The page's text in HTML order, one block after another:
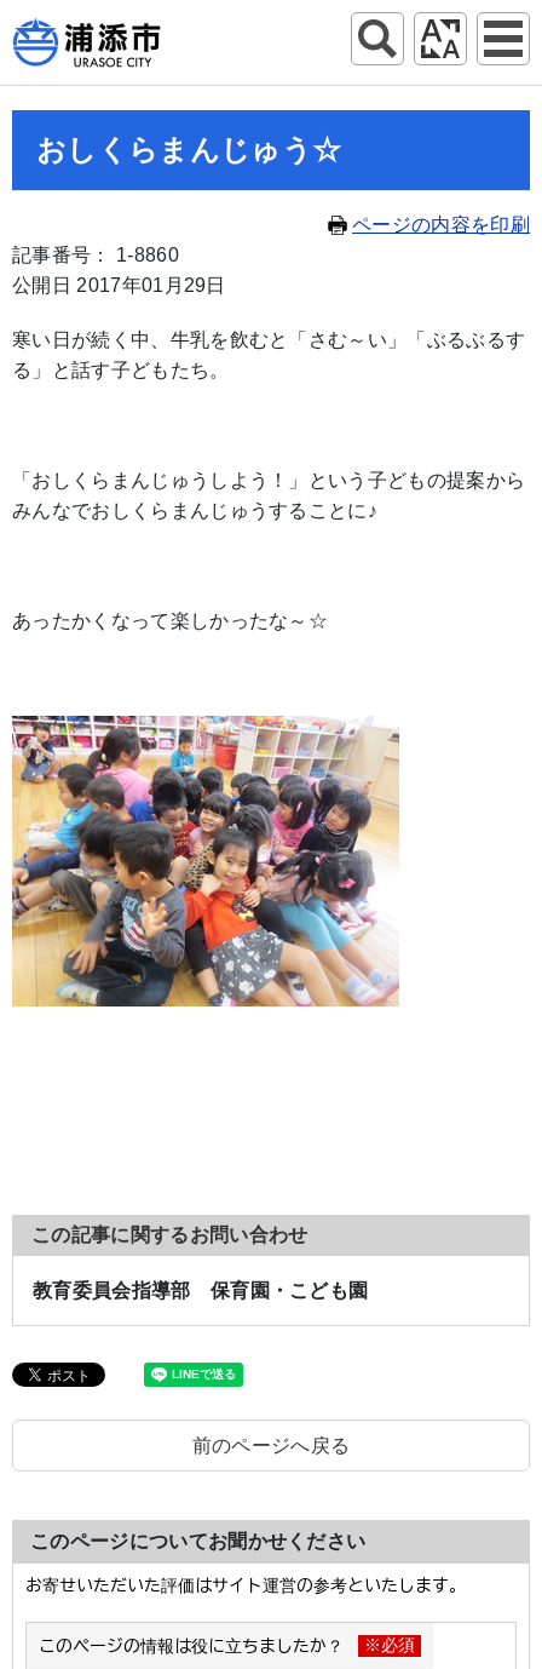
おしくらまんじゅう☆
ページの内容を印刷
記事番号： 1-8860
公開日 2017年01月29日
寒い日が続く中、牛乳を飲むと「さむ～い」「ぶるぶるす
る」と話す子どもたち。
「おしくらまんじゅうしよう！」という子どもの提案から
みんなでおしくらまんじゅうすることに♪
あったかくなって楽しかったな～☆
この記事に関するお問い合わせ
教育委員会指導部 保育園・こども園
前のページへ戻る
このページについてお聞かせください